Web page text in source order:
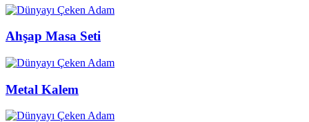
Ahşap Masa Seti
Metal Kalem